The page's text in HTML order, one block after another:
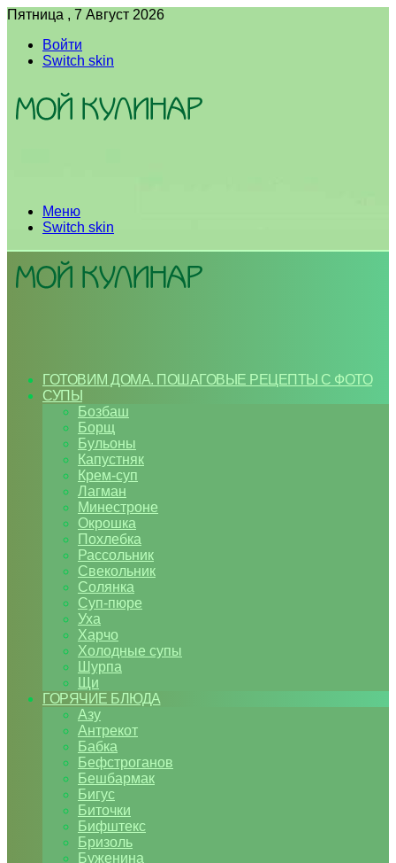
Пятница , 7 Август 2026
Войти
Switch skin
Меню
Switch skin
ГОТОВИМ ДОМА. ПОШАГОВЫЕ РЕЦЕПТЫ С ФОТО
СУПЫ
Бозбаш
Борщ
Бульоны
Капустняк
Крем-суп
Лагман
Минестроне
Окрошка
Похлебка
Рассольник
Свекольник
Солянка
Суп-пюре
Уха
Харчо
Холодные супы
Шурпа
Щи
ГОРЯЧИЕ БЛЮДА
Азу
Антрекот
Бабка
Бефстроганов
Бешбармак
Бигус
Биточки
Бифштекс
Бризоль
Буженина